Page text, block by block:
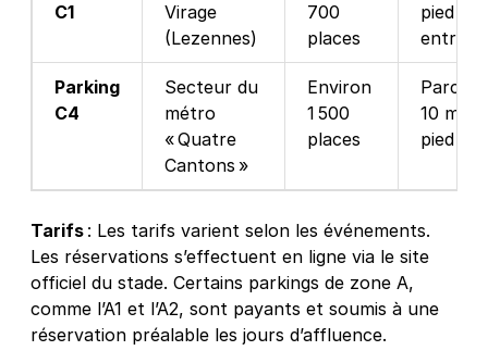
C1
Virage
(Lezennes)
700
places
pied des
entrées
Parking
C4
Secteur du
métro
« Quatre
Cantons »
Environ
1 500
places
Parc
10 min à
pied
Tarifs : Les tarifs varient selon les événements.
Les réservations s’effectuent en ligne via le site
officiel du stade. Certains parkings de zone A,
comme l’A1 et l’A2, sont payants et soumis à une
réservation préalable les jours d’affluence.